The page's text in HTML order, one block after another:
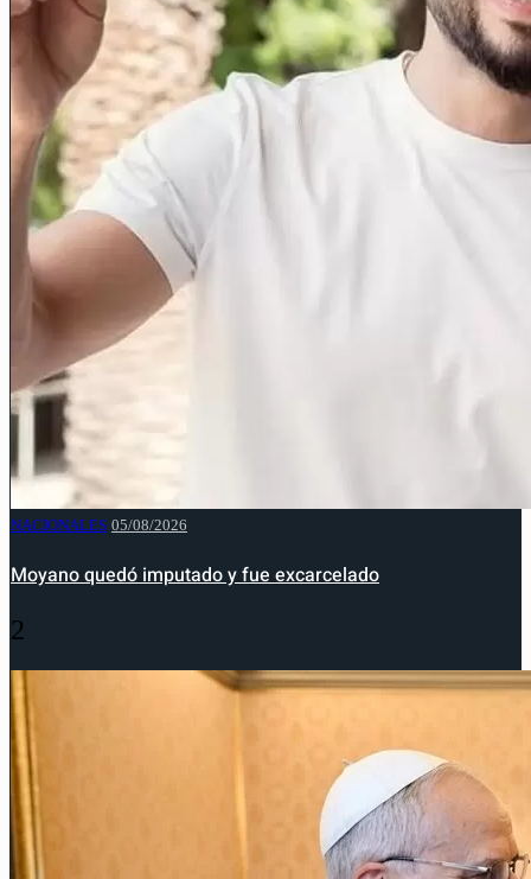
NACIONALES 05/08/2026
Moyano quedó imputado y fue excarcelado
2